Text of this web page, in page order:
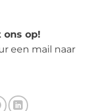
ons op!
een mail naar